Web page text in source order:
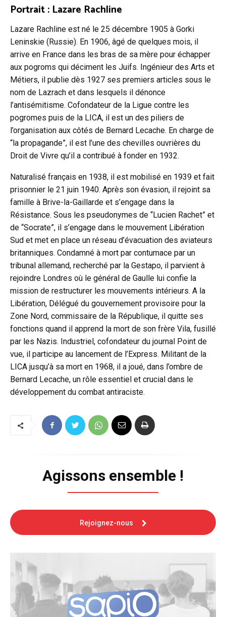
Portrait : Lazare Rachline
Lazare Rachline est né le 25 décembre 1905 à Gorki
Leninskie (Russie). En 1906, âgé de quelques mois, il
arrive en France dans les bras de sa mère pour échapper
aux pogroms qui déciment les Juifs. Ingénieur des Arts et
Métiers, il publie dès 1927 ses premiers articles sous le
nom de Lazrach et dans lesquels il dénonce
l’antisémitisme. Cofondateur de la Ligue contre les
pogromes puis de la LICA, il est un des piliers de
l’organisation aux côtés de Bernard Lecache. En charge de
“la propagande”, il est l’une des chevilles ouvrières du
Droit de Vivre qu’il a contribué à fonder en 1932.
Naturalisé français en 1938, il est mobilisé en 1939 et fait
prisonnier le 21 juin 1940. Après son évasion, il rejoint sa
famille à Brive-la-Gaillarde et s’engage dans la
Résistance. Sous les pseudonymes de “Lucien Rachet” et
de “Socrate”, il s’engage dans le mouvement Libération
Sud et met en place un réseau d’évacuation des aviateurs
britanniques. Condamné à mort par contumace par un
tribunal allemand, recherché par la Gestapo, il parvient à
rejoindre Londres où le général de Gaulle lui confie la
mission de restructurer les mouvements intérieurs. A la
Libération, Délégué du gouvernement provisoire pour la
Zone Nord, commissaire de la République, il quitte ses
fonctions quand il apprend la mort de son frère Vila, fusillé
par les Nazis. Industriel, cofondateur du journal Point de
vue, il participe au lancement de l’Express. Militant de la
LICA jusqu’à sa mort en 1968, il a joué, dans l’ombre de
Bernard Lecache, un rôle essentiel et crucial dans le
développement du combat antiraciste.
Agissons ensemble !
Rejoignez-nous